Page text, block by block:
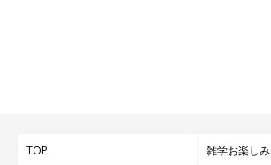
TOP 雑学お楽しみ